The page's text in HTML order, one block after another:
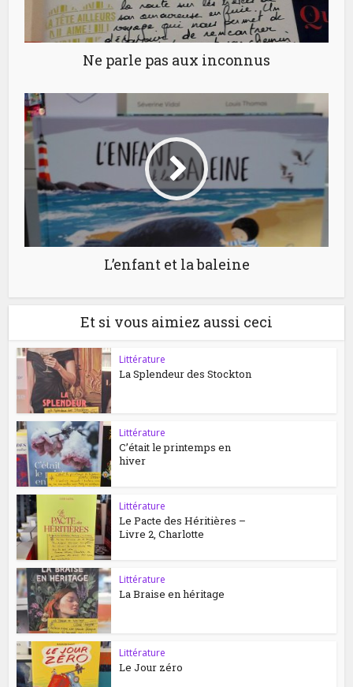
Ne parle pas aux inconnus
L’enfant et la baleine
Et si vous aimiez aussi ceci
Littérature
La Splendeur des Stockton
Littérature
C’était le printemps en
hiver
Littérature
Le Pacte des Héritières –
Livre 2, Charlotte
Littérature
La Braise en héritage
Littérature
Le Jour zéro